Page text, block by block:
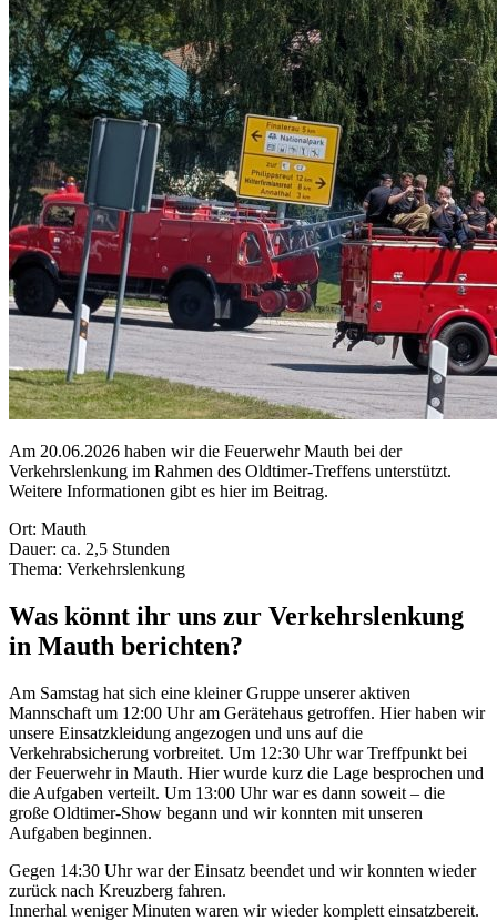
Am 20.06.2026 haben wir die Feuerwehr Mauth bei der
Verkehrslenkung im Rahmen des Oldtimer-Treffens unterstützt.
Weitere Informationen gibt es hier im Beitrag.
Ort: Mauth
Dauer: ca. 2,5 Stunden
Thema: Verkehrslenkung
Was könnt ihr uns zur Verkehrslenkung
in Mauth berichten?
Am Samstag hat sich eine kleiner Gruppe unserer aktiven
Mannschaft um 12:00 Uhr am Gerätehaus getroffen. Hier haben wir
unsere Einsatzkleidung angezogen und uns auf die
Verkehrabsicherung vorbreitet. Um 12:30 Uhr war Treffpunkt bei
der Feuerwehr in Mauth. Hier wurde kurz die Lage besprochen und
die Aufgaben verteilt. Um 13:00 Uhr war es dann soweit – die
große Oldtimer-Show begann und wir konnten mit unseren
Aufgaben beginnen.
Gegen 14:30 Uhr war der Einsatz beendet und wir konnten wieder
zurück nach Kreuzberg fahren.
Innerhal weniger Minuten waren wir wieder komplett einsatzbereit.